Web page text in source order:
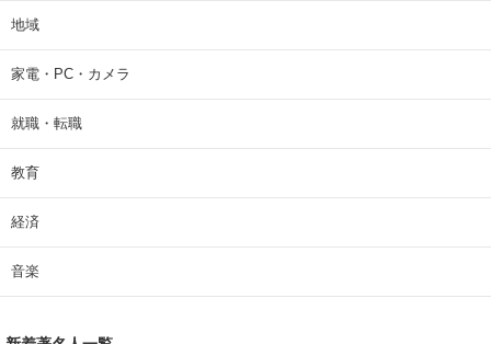
地域
家電・PC・カメラ
就職・転職
教育
経済
音楽